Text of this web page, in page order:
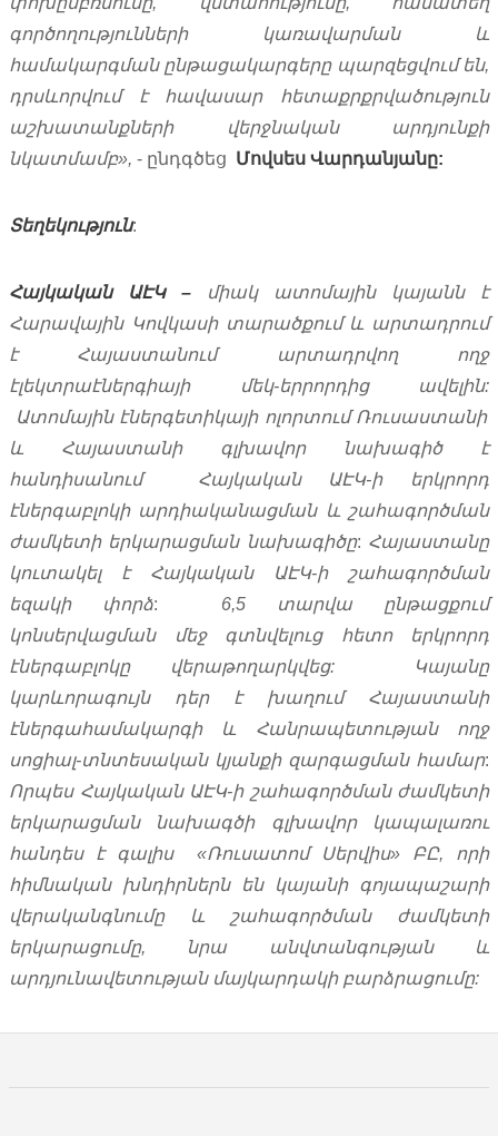
գործողությունների
կառավարման
և
համակարգման ընթացակարգերը պարզեցվում են,
դրսևորվում
է հավասար
հետաքրքրվածություն
աշխատանքների
վերջնական
արդյունքի
նկատմամբ», - ընդգծեց Մովսես Վարդանյանը:
Տեղեկություն:
Հայկական ԱԷԿ – միակ ատոմային կայանն
է
Հարավային Կովկասի տարածքում և արտադրում
է
Հայաստանում արտադրվող
ողջ
էլեկտրաէներգիայի
մեկ-երրորդից ավելին:
Ատոմային էներգետիկայի ոլորտում Ռուսաստանի
և
Հայաստանի գլխավոր նախագիծ
է
հանդիսանում
Հայկական ԱԷԿ-ի
երկրորդ
էներգաբլոկի արդիականացման և շահագործման
ժամկետի երկարացման նախագիծը: Հայաստանը
կուտակել
է Հայկական ԱԷԿ-ի
շահագործման
եզակի
փորձ: 6,5 տարվա
ընթացքում
կոնսերվացման
մեջ գտնվելուց հետո
երկրորդ
էներգաբլոկը
վերաթողարկվեց:
Կայանը
կարևորագույն
դեր է խաղում
Հայաստանի
էներգահամակարգի
և Հանրապետության
ողջ
սոցիալ-տնտեսական կյանքի զարգացման համար:
Որպես Հայկական ԱԷԿ-ի շահագործման ժամկետի
երկարացման
նախագծի գլխավոր
կապալառու
հանդես
է գալիս «Ռուսատոմ Սերվիս» ԲԸ, որի
հիմնական
խնդիրներն են կայանի
գոյապաշարի
վերականգնումը
և շահագործման
ժամկետի
երկարացումը, նրա անվտանգության
և
արդյունավետության մայկարդակի բարձրացումը: